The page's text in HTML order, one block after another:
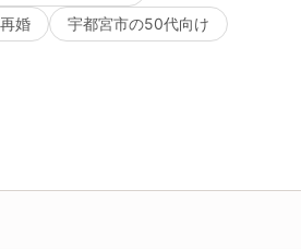
婚
宇都宮市の50代向け